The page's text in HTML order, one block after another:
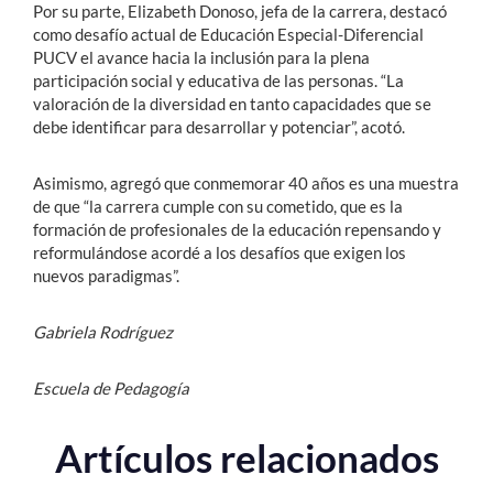
Por su parte, Elizabeth Donoso, jefa de la carrera, destacó
como desafío actual de Educación Especial-Diferencial
PUCV el avance hacia la inclusión para la plena
participación social y educativa de las personas. “La
valoración de la diversidad en tanto capacidades que se
debe identificar para desarrollar y potenciar”, acotó.
Asimismo, agregó que conmemorar 40 años es una muestra
de que “la carrera cumple con su cometido, que es la
formación de profesionales de la educación repensando y
reformulándose acordé a los desafíos que exigen los
nuevos paradigmas”.
Gabriela Rodríguez
Escuela de Pedagogía
Artículos relacionados